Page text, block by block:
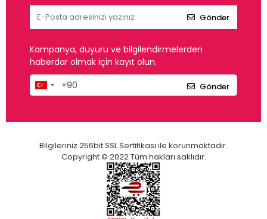
Gönder
Kampanya, duyuru ve bilgilendirmelerden
haberdar olmak için kayıt olun.
Gönder
Bilgileriniz 256bit SSL Sertifikası ile korunmaktadır.
Copyright © 2022 Tüm hakları saklıdır.